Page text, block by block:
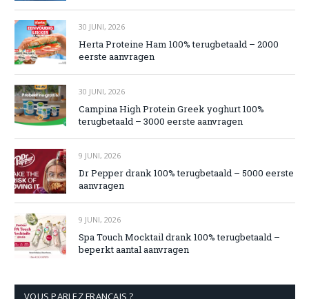
30 JUNI, 2026
Herta Proteine Ham 100% terugbetaald – 2000
eerste aanvragen
30 JUNI, 2026
Campina High Protein Greek yoghurt 100%
terugbetaald – 3000 eerste aanvragen
9 JUNI, 2026
Dr Pepper drank 100% terugbetaald – 5000 eerste
aanvragen
9 JUNI, 2026
Spa Touch Mocktail drank 100% terugbetaald –
beperkt aantal aanvragen
VOUS PARLEZ FRANÇAIS ?